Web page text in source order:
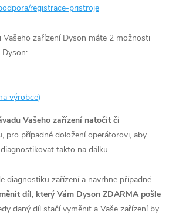
registrace-pristroje
Vašeho zařízení Dyson máte 2 možnosti
výrobce)
Vašeho zařízení natočit či
pro případné doložení operátorovi, aby
takto na dálku.
diagnostiku zařízení a navrhne případné
díl, který Vám Dyson ZDARMA pošle
daný díl stačí vyměnit a Vaše zařízení by